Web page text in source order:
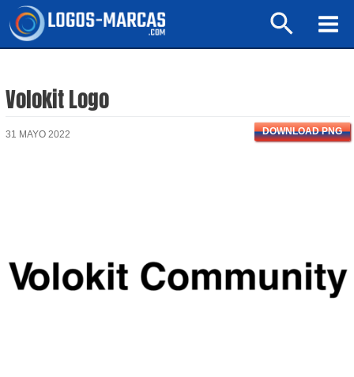
Buscar
Volokit Logo
31 MAYO 2022 DOWNLOAD PNG